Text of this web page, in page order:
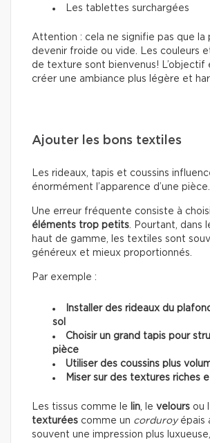
Les tablettes surchargées
Attention : cela ne signifie pas que la
devenir froide ou vide. Les couleurs
de texture sont bienvenus! L’objectif
créer une ambiance plus légère et
Ajouter les bons textiles
Les rideaux, tapis et coussins
énormément l’apparence d’une pièce.
Une erreur fréquente consiste à
éléments trop petits. Pourtant, dans
haut de gamme, les textiles sont
généreux et mieux proportionnés.
Par exemple :
Installer des rideaux du
sol
Choisir un grand tapis pour
pièce
Utiliser des coussins plus
Miser sur des textures riches
Les tissus comme le lin, le velours ou
texturées comme un corduroyépais
souvent une impression plus